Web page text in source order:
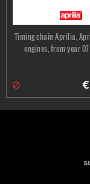
Timing chain Aprilia,
engines, from year